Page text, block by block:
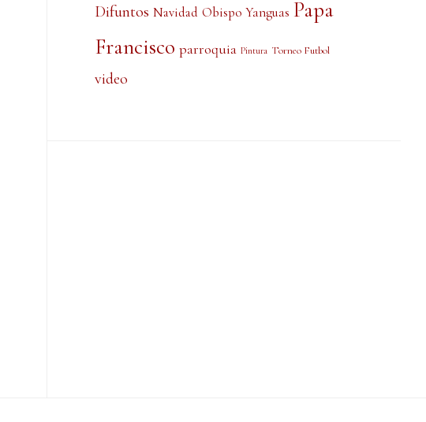
Difuntos Navidad Obispo Yanguas Papa
Francisco parroquia Pintura Torneo Futbol
video